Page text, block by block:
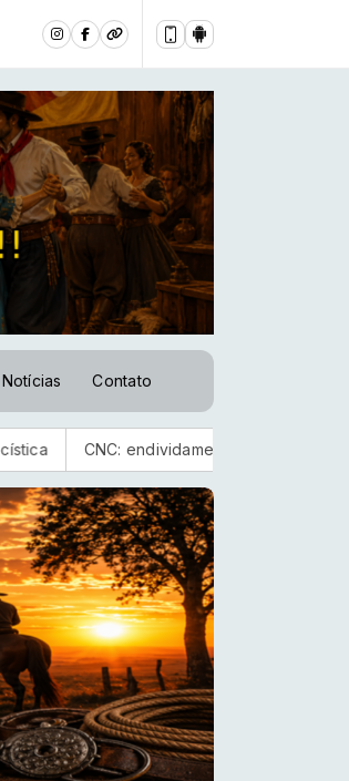
Notícias Contato
CNC: endividamento das famílias sobe para